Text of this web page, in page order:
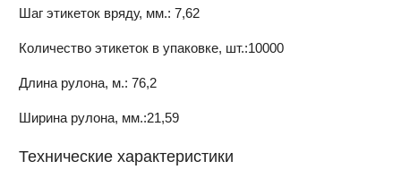
Шаг этикеток вряду, мм.: 7,62
Количество этикеток в упаковке, шт.:10000
Длина рулона, м.: 76,2
Ширина рулона, мм.:21,59
Технические характеристики